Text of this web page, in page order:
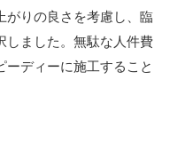
がりの良さを考慮し、臨
しました。無駄な人件費
ーディーに施工すること